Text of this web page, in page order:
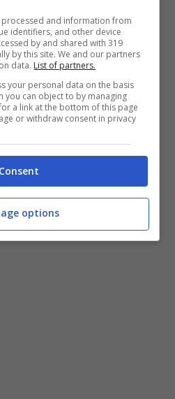
ma il Senato dopo la
e autoreggenti
dell’attenzione del web
social che in queste
Gaia nonché
19 della
De Filippi.
and information from
identifiers, and other device
by and shared with 319
by this site. We and our partners
data. List of partners.
your personal data on the basis
you can object to by managing
a link at the bottom of this page
or withdraw consent in privacy
Consent
options